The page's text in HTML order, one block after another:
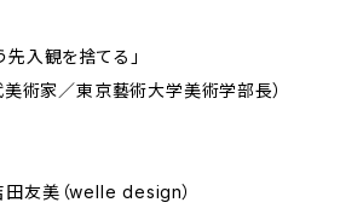
先入観を捨てる」
術家／東京藝術大学美術学部長）
友美（welle design）